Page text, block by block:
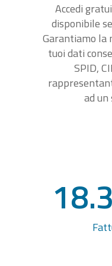
Accedi
disponibile
Garantiamo la
tuoi dati
SPID,
ad un